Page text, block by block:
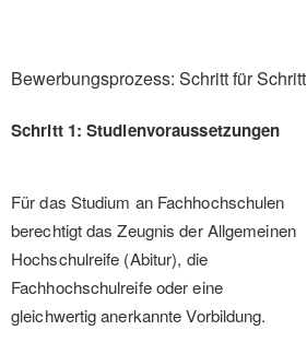
Bewerbungsprozess: Schritt für Schritt
Schritt 1: Studienvoraussetzungen
Für das Studium an Fachhochschulen
berechtigt das Zeugnis der Allgemeinen
Hochschulreife (Abitur), die
Fachhochschulreife oder eine
gleichwertig anerkannte Vorbildung.